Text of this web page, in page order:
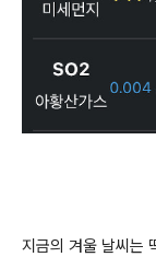
지금의 겨울 날씨는